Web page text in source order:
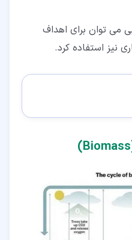
می توان برای اهداف
نیز استفاده کرد.